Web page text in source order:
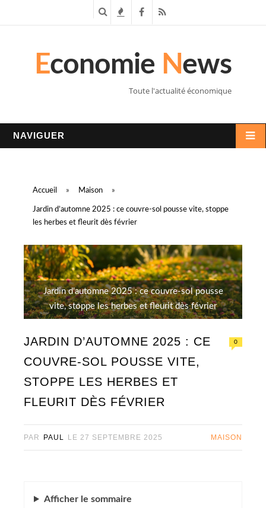
c n
s
F
c
R
S
Economie News
Toute l'actualité économique
NAVIGUER
Accueil » Maison »
Jardin d’automne 2025 : ce couvre-sol pousse vite, stoppe
les herbes et fleurit dès février
Jardin d'automne 2025 : ce couvre-sol pousse
vite, stoppe les herbes et fleurit dès février
JARDIN D’AUTOMNE 2025 : CE
COUVRE-SOL POUSSE VITE,
STOPPE LES HERBES ET
FLEURIT DÈS FÉVRIER
0
PAR PAUL LE 27 SEPTEMBRE 2025 MAISON
Afficher le sommaire